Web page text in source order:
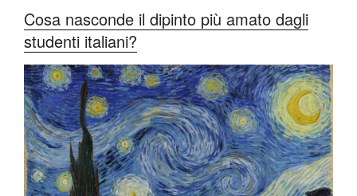
Cosa nasconde il dipinto più amato dagli
studenti italiani?